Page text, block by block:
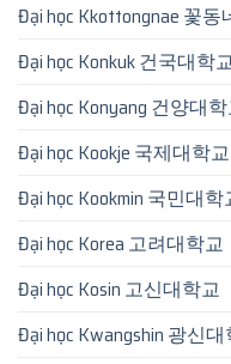
Đại học Kkottongnae 꽃동
Đại học Konkuk 건국대학
Đại học Konyang 건양대
Đại học Kookje 국제대학교
Đại học Kookmin 국민대학
Đại học Korea 고려대학교
Đại học Kosin 고신대학교
Đại học Kwangshin 광신